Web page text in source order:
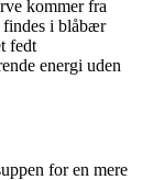
kommer fra
findes i blåbær
fedt
energi uden
for en mere